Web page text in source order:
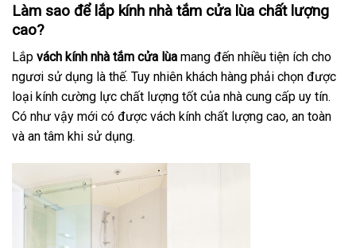
Làm sao để lắp kính nhà tắm cửa lùa chất lượng
cao?
Lắp vách kính nhà tắm cửa lùa mang đến nhiều tiện ích cho
ngươi sử dụng là thế. Tuy nhiên khách hàng phải chọn được
loại kính cường lực chất lượng tốt của nhà cung cấp uy tín.
Có như vậy mới có được vách kính chất lượng cao, an toàn
và an tâm khi sử dụng.